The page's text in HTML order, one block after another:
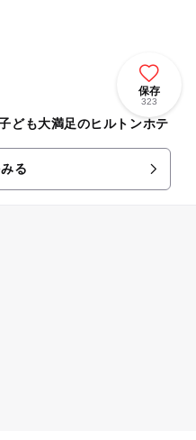
保存
323
ども大満足のヒルトンホテ
る